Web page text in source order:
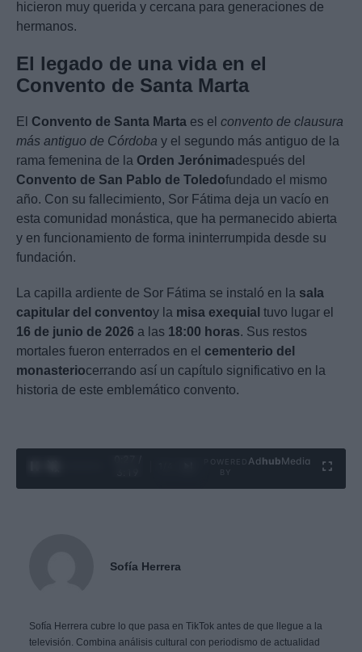
hicieron muy querida y cercana para generaciones de
hermanos.
El legado de una vida en el
Convento de Santa Marta
El Convento de Santa Marta es el convento de clausura
más antiguo de Córdoba y el segundo más antiguo de la
rama femenina de la Orden Jerónimadespués del
Convento de San Pablo de Toledofundado el mismo
año. Con su fallecimiento, Sor Fátima deja un vacío en
esta comunidad monástica, que ha permanecido abierta
y en funcionamiento de forma ininterrumpida desde su
fundación.
La capilla ardiente de Sor Fátima se instaló en la sala
capitular del conventoy la misa exequial tuvo lugar el
16 de junio de 2026 a las 18:00 horas. Sus restos
mortales fueron enterrados en el cementerio del
monasteriocerrando así un capítulo significativo en la
historia de este emblemático convento.
Ad hubMedia
Sofía Herrera
Sofía Herrera cubre lo que pasa en TikTok antes de que llegue a la
televisión. Combina análisis cultural con periodismo de actualidad